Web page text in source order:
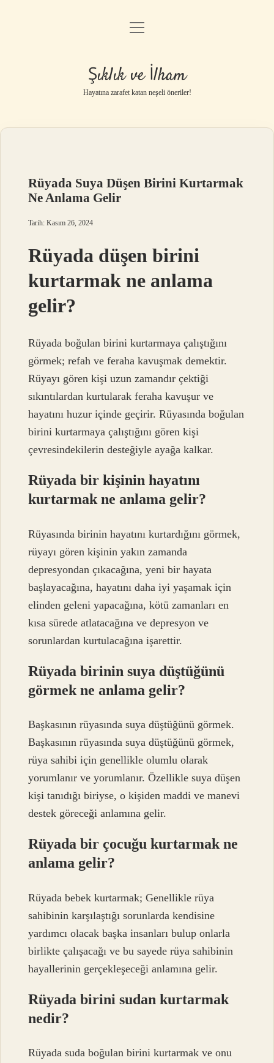
Anasayfa
Gizlilik Politikası
Yasal Uyarı
menüyü
Şıklık ve İlham
Hayatına zarafet katan neşeli öneriler!
Rüyada Suya Düşen Birini Kurtarmak
Ne Anlama Gelir
Tarih: Kasım 26, 2024
Rüyada düşen birini
kurtarmak ne anlama
gelir?
Rüyada boğulan birini kurtarmaya çalıştığını
görmek; refah ve feraha kavuşmak demektir.
Rüyayı gören kişi uzun zamandır çektiği
sıkıntılardan kurtularak feraha kavuşur ve
hayatını huzur içinde geçirir. Rüyasında boğulan
birini kurtarmaya çalıştığını gören kişi
çevresindekilerin desteğiyle ayağa kalkar.
Rüyada bir kişinin hayatını
kurtarmak ne anlama gelir?
Rüyasında birinin hayatını kurtardığını görmek,
rüyayı gören kişinin yakın zamanda
depresyondan çıkacağına, yeni bir hayata
başlayacağına, hayatını daha iyi yaşamak için
elinden geleni yapacağına, kötü zamanları en
kısa sürede atlatacağına ve depresyon ve
sorunlardan kurtulacağına işarettir.
Rüyada birinin suya düştüğünü
görmek ne anlama gelir?
Başkasının rüyasında suya düştüğünü görmek.
Başkasının rüyasında suya düştüğünü görmek,
rüya sahibi için genellikle olumlu olarak
yorumlanır ve yorumlanır. Özellikle suya düşen
kişi tanıdığı biriyse, o kişiden maddi ve manevi
destek göreceği anlamına gelir.
Rüyada bir çocuğu kurtarmak ne
anlama gelir?
Rüyada bebek kurtarmak; Genellikle rüya
sahibinin karşılaştığı sorunlarda kendisine
yardımcı olacak başka insanları bulup onlarla
birlikte çalışacağı ve bu sayede rüya sahibinin
hayallerinin gerçekleşeceği anlamına gelir.
Rüyada birini sudan kurtarmak
nedir?
Rüyada suda boğulan birini kurtarmak ve onu